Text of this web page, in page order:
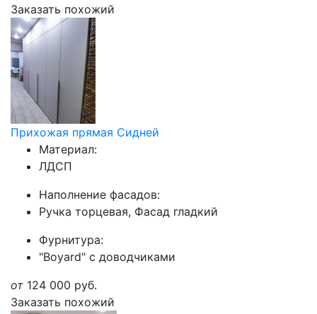
Заказать похожий
Прихожая прямая Сидней
Материал:
ЛДСП
Наполнение фасадов:
Ручка торцевая, Фасад гладкий
Фурнитура:
"Boyard" с доводчиками
от 124 000 руб.
Заказать похожий